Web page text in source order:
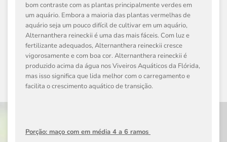
bom contraste com as plantas principalmente verdes em
um aquário. Embora a maioria das plantas vermelhas de
aquário seja um pouco difícil de cultivar em um aquário,
Alternanthera reineckii é uma das mais fáceis. Com luz e
fertilizante adequados, Alternanthera reineckii cresce
vigorosamente e com boa cor. Alternanthera reineckii é
produzido acima da água nos Viveiros Aquáticos da Flórida,
mas isso significa que lida melhor com o carregamento e
facilita o crescimento aquático de transição.
Porção: maço com em média 4 a 6 ramos